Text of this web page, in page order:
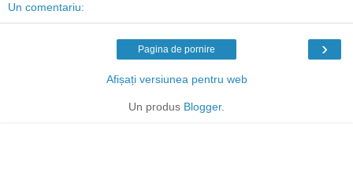
Un comentariu:
›
Pagina de pornire
Afișați versiunea pentru web
Un produs Blogger.